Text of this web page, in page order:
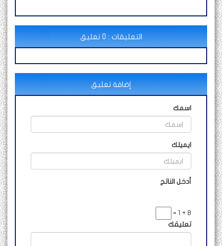
التعليقات : 0 تعليق
إضافة تعليق
اسمك
ايميلك
أدخل الناتج
8 + 1 =
تعليقك